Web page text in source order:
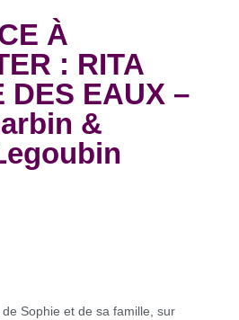
À
: RITA
DES EAUX –
&
Sophie et de sa famille, sur